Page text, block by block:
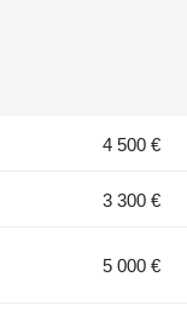
4 500 €
3 300 €
5 000 €